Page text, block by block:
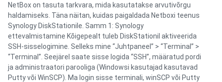
NetBox on tasuta tarkvara, mida kasutatakse arvutivõrgu
haldamiseks. Täna näitan, kuidas paigaldada Netboxi teenus
Synology DiskStationile. Samm 1: Synology
ettevalmistamine Kõigepealt tuleb DiskStationil aktiveerida
SSH-sisselogimine. Selleks mine “Juhtpaneel” > “Terminal” >
“Terminal”. Seejärel saate sisse logida “SSH”, määratud pordi
ja administraatori parooliga (Windowsi kasutajad kasutavad
Putty või WinSCP). Ma login sisse terminali, winSCP või Putty